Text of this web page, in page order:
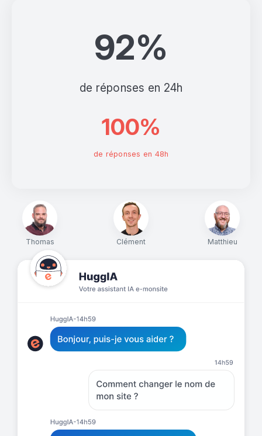
Thomas Clément Matthieu
92%
de réponses en 24h
100%
de réponses en 48h